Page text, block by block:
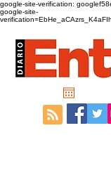
google-site-verification:
google-site-